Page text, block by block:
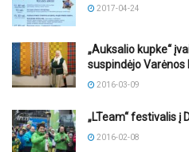
2017-04-24
„Auksalio kupke“
suspindėjo
2016-03-09
„LTeam“ festivalis į
2016-02-08